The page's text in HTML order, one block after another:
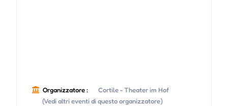
Organizzatore :
Cortile - Theater im Hof
(Vedi altri eventi di questo organizzatore)